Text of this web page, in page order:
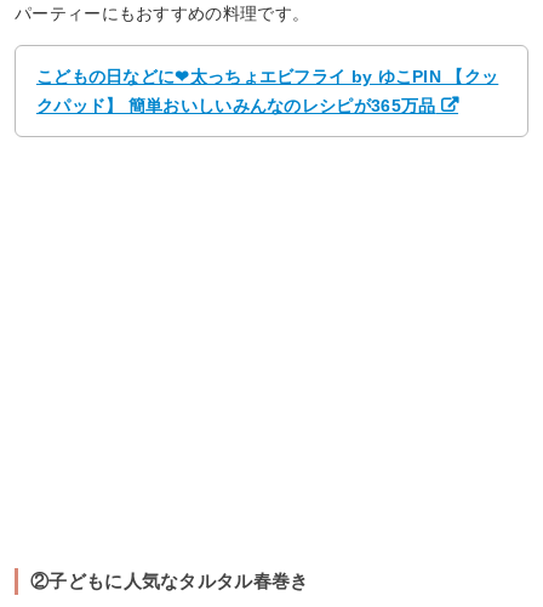
パーティーにもおすすめの料理です。
こどもの日などに❤太っちょエビフライ by ゆこPIN 【クッ
クパッド】 簡単おいしいみんなのレシピが365万品
②子どもに人気なタルタル春巻き